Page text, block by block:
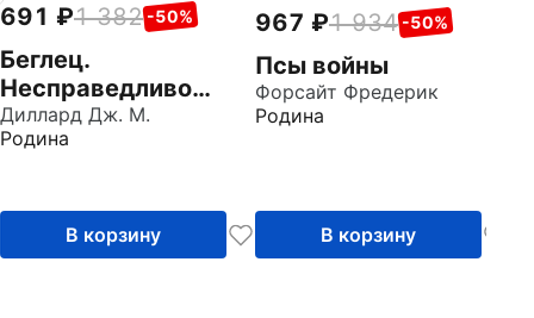
691 1 382 -50%
Беглец.
Несправедливо
обвиненный
Диллард Дж. М.
Родина
В корзину
967 1 934 -50%
Псы войны
Форсайт Фредерик
Родина
В корзину